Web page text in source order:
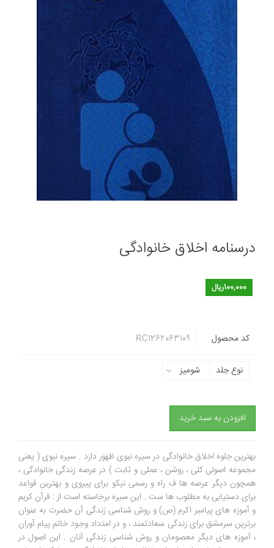
درسنامه اخلاق خانوادگی
100,000ریال
کد محصول RC1262063109
نوع جلد شومیز
افزودن به سبد خرید
بهترین جلوه اخلاق خانوادگی در سیره نبوی ظهور دارد . سیره نبوی ( یعنی
مجموعه اصولی کلی ، روشن ، عملی و ثابت ) در عرصه زندگی خانوادگی ،
همچون دیگر عرصه ها ف راه و رسمی نیکو برای پیروی و بهترین قواعد
برای دستیابی به مطلوب ها ست . این سیره برخاسته است از : قرآن کریم
و آموزه های پیامبر اکرم (ص) و روش شناسی زندگی آن حضرت به عنوان
برترین سرمشق برای زندگی سعادتمند ، و در امتداد وجود خاتم پیام آوران
، آموزه های دیگر معصومان و روش شناسی زندگی آنان . این اصول در